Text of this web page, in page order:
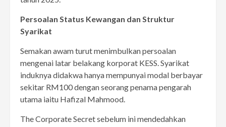
Persoalan Status Kewangan dan Struktur
Syarikat
Semakan awam turut menimbulkan persoalan
mengenai latar belakang korporat KESS. Syarikat
induknya didakwa hanya mempunyai modal berbayar
sekitar RM100 dengan seorang penama pengarah
utama iaitu Hafizal Mahmood.
The Corporate Secret sebelum ini mendedahkan